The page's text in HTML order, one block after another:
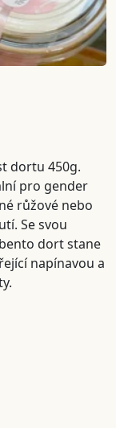
dortu 450g.
pro gender
růžové nebo
Se svou
dort stane
napínavou a